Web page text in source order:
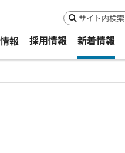
検索
報 採用情報 新着情報